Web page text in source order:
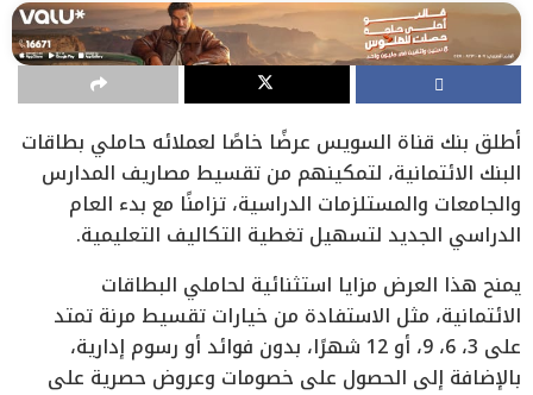
أطلق بنك قناة السويس عرضًا خاصًا لعملائه حاملي بطاقات
البنك الائتمانية، لتمكينهم من تقسيط مصاريف المدارس
والجامعات والمستلزمات الدراسية، تزامنًا مع بدء العام
الدراسي الجديد لتسهيل تغطية التكاليف التعليمية.
يمنح هذا العرض مزايا استثنائية لحاملي البطاقات
الائتمانية، مثل الاستفادة من خيارات تقسيط مرنة تمتد
على 3، 6، 9، أو 12 شهرًا، بدون فوائد أو رسوم إدارية،
بالإضافة إلى الحصول على خصومات وعروض حصرية على